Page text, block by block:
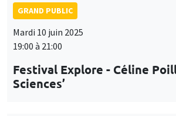
GRAND PUBLIC
Mardi 10 juin 2025
19:00 à 21:00
Festival Explore - Céline
Sciences’